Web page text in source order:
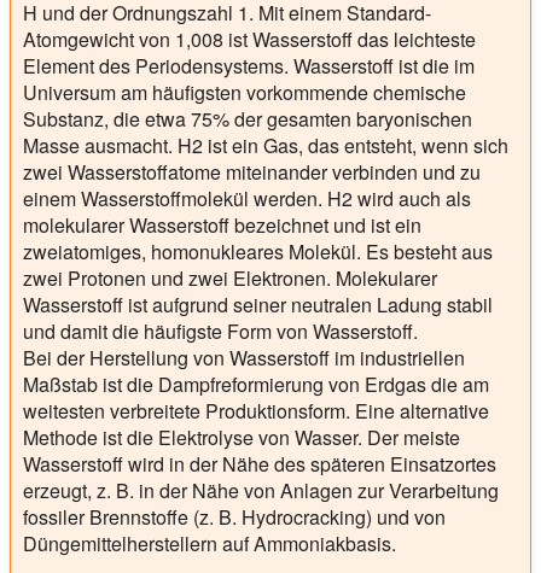
H und der Ordnungszahl 1. Mit einem Standard-
Atomgewicht von 1,008 ist Wasserstoff das leichteste
Element des Periodensystems. Wasserstoff ist die im
Universum am häufigsten vorkommende chemische
Substanz, die etwa 75% der gesamten baryonischen
Masse ausmacht. H2 ist ein Gas, das entsteht, wenn sich
zwei Wasserstoffatome miteinander verbinden und zu
einem Wasserstoffmolekül werden. H2 wird auch als
molekularer Wasserstoff bezeichnet und ist ein
zweiatomiges, homonukleares Molekül. Es besteht aus
zwei Protonen und zwei Elektronen. Molekularer
Wasserstoff ist aufgrund seiner neutralen Ladung stabil
und damit die häufigste Form von Wasserstoff.
Bei der Herstellung von Wasserstoff im industriellen
Maßstab ist die Dampfreformierung von Erdgas die am
weitesten verbreitete Produktionsform. Eine alternative
Methode ist die Elektrolyse von Wasser. Der meiste
Wasserstoff wird in der Nähe des späteren Einsatzortes
erzeugt, z. B. in der Nähe von Anlagen zur Verarbeitung
fossiler Brennstoffe (z. B. Hydrocracking) und von
Düngemittelherstellern auf Ammoniakbasis.